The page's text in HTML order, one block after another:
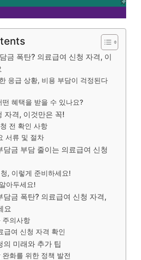
금 폭탄? 의료급여 신청 자격, 이
응급 상황, 비용 부담이 걱정된다
떤 혜택을 받을 수 있나요?
자격, 이것만은 꼭!
전 확인 사항
서류 및 절차
담금 부담 줄이는 의료급여 신청
, 이렇게 준비하세요!
아두세요!
금 폭탄? 의료급여 신청 자격,
요
주의사항
급여 신청 자격 확인
의 미래와 추가 팁
완화를 위한 정책 발전